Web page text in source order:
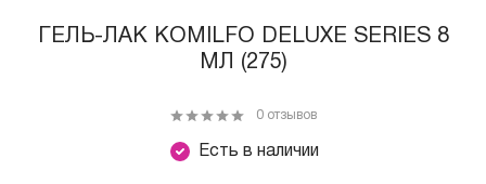
ГЕЛЬ-ЛАК KOMILFO DELUXE SERIES 8
МЛ (275)
Есть в наличии
0 отзывов